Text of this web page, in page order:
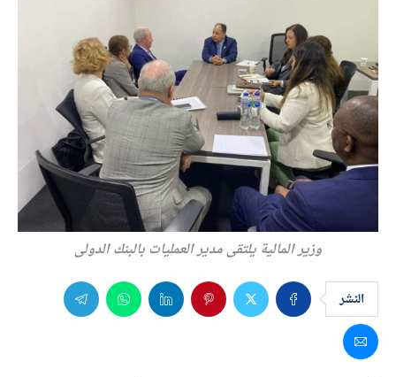
وزير المالية يلتقي مدير العمليات بالبنك الدولى
النشر